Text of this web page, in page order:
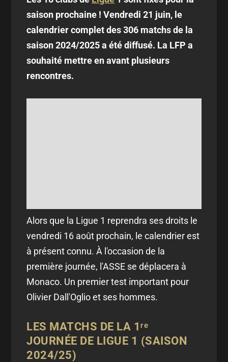
saison prochaine ! Vendredi 21 juin, le
calendrier complet des 306 matchs de la
saison 2024/2025 a été diffusé. La LFP a
souhaité mettre en avant plusieurs
rencontres.
Alors que la Ligue 1 reprendra ses droits le
vendredi 16 août prochain, le calendrier est
à présent connu. À l'occasion de la
première journée, l'ASSE se déplacera à
Monaco. Un premier test important pour
Olivier Dall'Oglio et ses hommes.
LES MATCHS DE LA 1ʳᵉ
JOURNÉE DE LIGUE 1 (SAISON
2024/25)